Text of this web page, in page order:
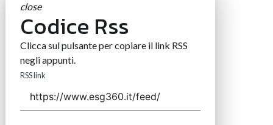
close
Codice Rss
Clicca sul pulsante per copiare il link RSS
negli appunti.
RSS link